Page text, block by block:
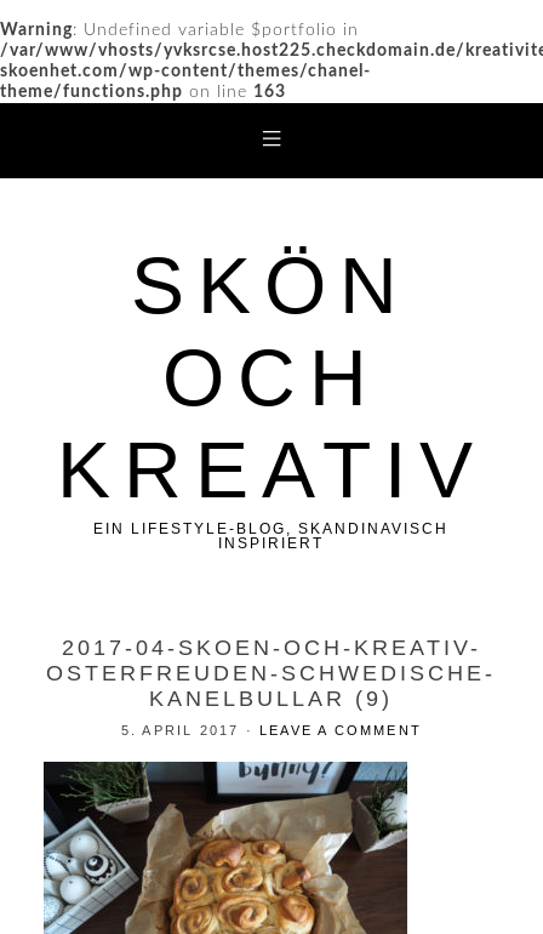
Warning: Undefined variable $portfolio in
/var/www/vhosts/yvksrcse.host225.checkdomain.de/
skoenhet.com/wp-content/themes/chanel-
theme/functions.php on line 163
SKÖN
OCH
KREATIV
EIN LIFESTYLE-BLOG, SKANDINAVISCH
INSPIRIERT
2017-04-SKOEN-OCH-KREATIV-
OSTERFREUDEN-SCHWEDISCHE-
KANELBULLAR (9)
5. APRIL 2017 ·LEAVE A COMMENT